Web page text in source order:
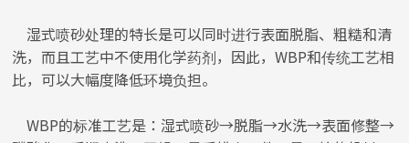
湿式喷砂处理的特长是可以同时进行表面脱脂、粗糙和清
洗，而且工艺中不使用化学药剂，因此，WBP和传统工艺相
比，可以大幅度降低环境负担。
WBP的标准工艺是：湿式喷砂→脱脂→水洗→表面修整→